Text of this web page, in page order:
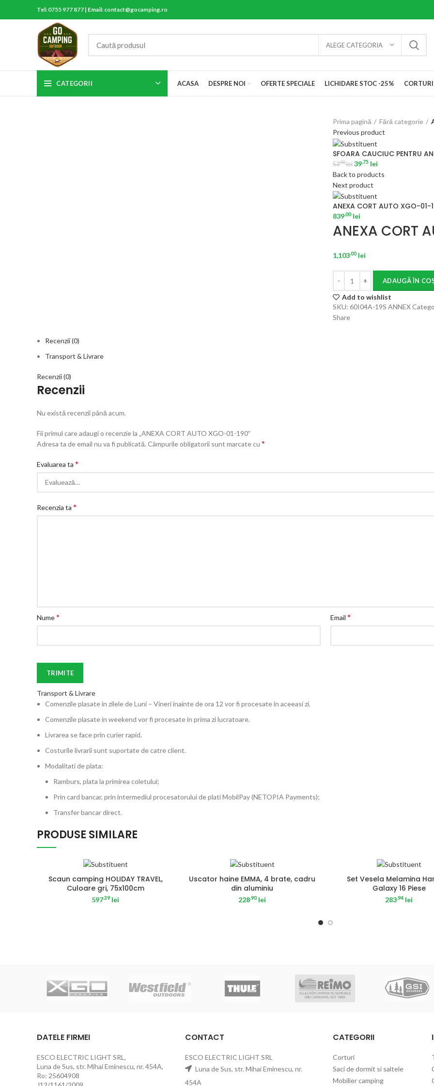
Tel: 0755 977 877 | Email: contact@gocamping.ro
ALEGE CATEGORIA
CATEGORII ACASA DESPRE NOI OFERTE SPECIALE LICHIDARE STOC -25%
Prima pagină Fără categorie
Previous product
SFOARA CAUCIUC PENTRU
53.00lei 39.75 lei
Back to products
Next product
ANEXA CORT AUTO XGO-01-
839.00 lei
ANEXA CORT
1,103.00 lei
ADAUGĂ ÎN
Add to wishlist
SKU: 60I04A-19S ANNEX
Share
Recenzii (0)
Transport & Livrare
Recenzii (0)
Recenzii
Nu există recenzii până acum.
Fii primul care adaugi o recenzie la „ANEXA CORT AUTO XGO-01-190”
Adresa ta de email nu va fi publicată. Câmpurile obligatorii sunt marcate cu *
Evaluarea ta *
Recenzia ta *
Nume* Email *
Transport & Livrare
Comenzile plasate in zilele de Luni – Vineri inainte de ora 12 vor fi procesate in aceeasi zi.
Comenzile plasate in weekend vor fi procesate in prima zi lucratoare.
Livrarea se face prin curier rapid.
Costurile livrarii sunt suportate de catre client.
Modalitati de plata:
Ramburs, plata la primirea coletului;
Prin card bancar, prin intermediul procesatorului de plati MobilPay (NETOPIA Payments);
Transfer bancar direct.
PRODUSE SIMILARE
Scaun camping HOLIDAY TRAVEL,
Culoare gri, 75x100cm
597.39 lei
Uscator haine EMMA, 4 brate, cadru
din aluminiu
228.90 lei
Set Vesela Melamina
Galaxy 16 Piese
283.94 lei
DATELE FIRMEI
ESCO ELECTRIC LIGHT SRL,
Luna de Sus, str. Mihai Eminescu, nr. 454A,
Ro: 25604908
CONTACT
ESCO ELECTRIC LIGHT SRL
Luna de Sus, str. Mihai Eminescu, nr.
454A
CATEGORII
Corturi
Saci de dormit si saltele
Mobilier camping